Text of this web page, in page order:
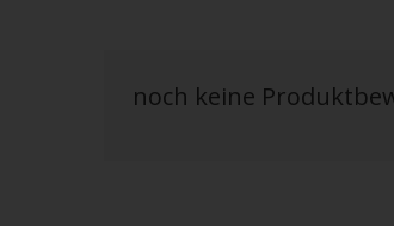
noch keine